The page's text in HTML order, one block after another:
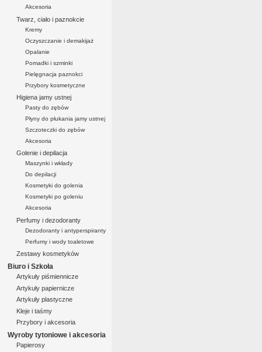
Akcesoria
Twarz, ciało i paznokcie
Kremy
Oczyszczanie i demakijaż
Opalanie
Pomadki i szminki
Pielęgnacja paznokci
Przybory kosmetyczne
Higiena jamy ustnej
Pasty do zębów
Płyny do płukania jamy ustnej
Szczoteczki do zębów
Akcesoria
Golenie i depilacja
Maszynki i wkłady
Do depilacji
Kosmetyki do golenia
Kosmetyki po goleniu
Akcesoria
Perfumy i dezodoranty
Dezodoranty i antyperspiranty
Perfumy i wody toaletowe
Zestawy kosmetyków
Biuro i Szkoła
Artykuły piśmiennicze
Artykuły papiernicze
Artykuły plastyczne
Kleje i taśmy
Przybory i akcesoria
Wyroby tytoniowe i akcesoria
Papierosy